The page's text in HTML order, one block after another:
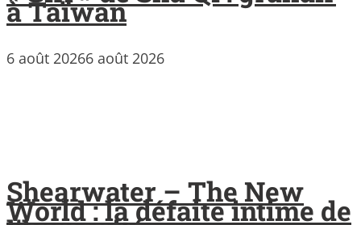
à Taïwan
6 août 20266 août 2026
Shearwater – The New
World : la défaite intime de